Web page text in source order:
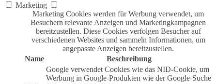
Marketing
Marketing Cookies werden für Werbung verwendet, um
Besuchern relevante Anzeigen und Marketingkampagnen
bereitzustellen. Diese Cookies verfolgen Besucher auf
verschiedenen Websites und sammeln Informationen, um
angepasste Anzeigen bereitzustellen.
Name
Beschreibung
Google verwendet Cookies wie das NID-Cookie, um
Werbung in Google-Produkten wie der Google-Suche